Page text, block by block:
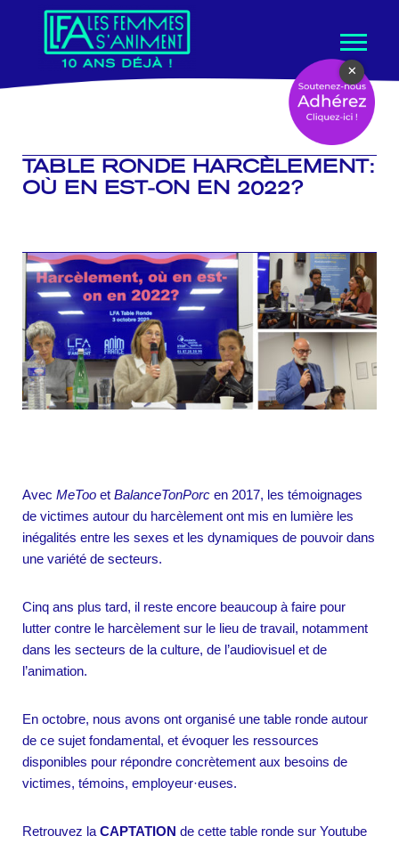
contenu
TABLE RONDE HARCÈLEMENT:
OÙ EN EST-ON EN 2022?
Avec MeToo et BalanceTonPorc en 2017, les témoignages
de victimes autour du harcèlement ont mis en lumière les
inégalités entre les sexes et les dynamiques de pouvoir dans
une variété de secteurs.
Cinq ans plus tard, il reste encore beaucoup à faire pour
lutter contre le harcèlement sur le lieu de travail, notamment
dans les secteurs de la culture, de l’audiovisuel et de
l’animation.
En octobre, nous avons ont organisé une table ronde autour
de ce sujet fondamental, et évoquer les ressources
disponibles pour répondre concrètement aux besoins de
victimes, témoins, employeur·euses.
Retrouvez la CAPTATION de cette table ronde sur Youtube
×